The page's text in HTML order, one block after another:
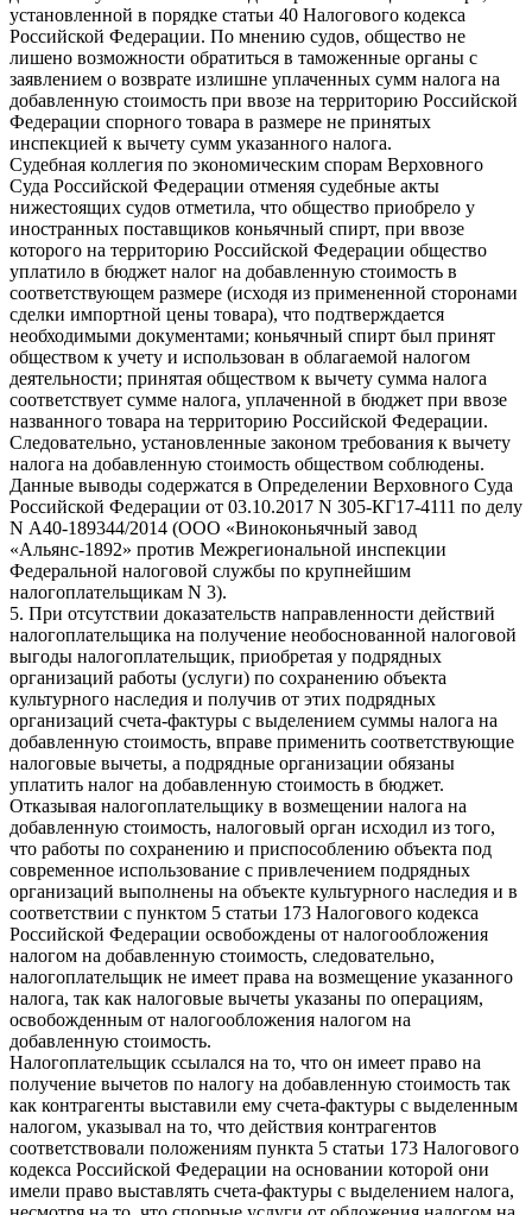
установленной в порядке статьи 40 Налогового кодекса
Российской Федерации. По мнению судов, общество не
лишено возможности обратиться в таможенные органы с
заявлением о возврате излишне уплаченных сумм налога на
добавленную стоимость при ввозе на территорию Российской
Федерации спорного товара в размере не принятых
инспекцией к вычету сумм указанного налога.
Судебная коллегия по экономическим спорам Верховного
Суда Российской Федерации отменяя судебные акты
нижестоящих судов отметила, что общество приобрело у
иностранных поставщиков коньячный спирт, при ввозе
которого на территорию Российской Федерации общество
уплатило в бюджет налог на добавленную стоимость в
соответствующем размере (исходя из примененной сторонами
сделки импортной цены товара), что подтверждается
необходимыми документами; коньячный спирт был принят
обществом к учету и использован в облагаемой налогом
деятельности; принятая обществом к вычету сумма налога
соответствует сумме налога, уплаченной в бюджет при ввозе
названного товара на территорию Российской Федерации.
Следовательно, установленные законом требования к вычету
налога на добавленную стоимость обществом соблюдены.
Данные выводы содержатся в Определении Верховного Суда
Российской Федерации от 03.10.2017 N 305-КГ17-4111 по делу
N А40-189344/2014 (ООО «Виноконьячный завод
«Альянс-1892» против Межрегиональной инспекции
Федеральной налоговой службы по крупнейшим
налогоплательщикам N 3).
5. При отсутствии доказательств направленности действий
налогоплательщика на получение необоснованной налоговой
выгоды налогоплательщик, приобретая у подрядных
организаций работы (услуги) по сохранению объекта
культурного наследия и получив от этих подрядных
организаций счета-фактуры с выделением суммы налога на
добавленную стоимость, вправе применить соответствующие
налоговые вычеты, а подрядные организации обязаны
уплатить налог на добавленную стоимость в бюджет.
Отказывая налогоплательщику в возмещении налога на
добавленную стоимость, налоговый орган исходил из того,
что работы по сохранению и приспособлению объекта под
современное использование с привлечением подрядных
организаций выполнены на объекте культурного наследия и в
соответствии с пунктом 5 статьи 173 Налогового кодекса
Российской Федерации освобождены от налогообложения
налогом на добавленную стоимость, следовательно,
налогоплательщик не имеет права на возмещение указанного
налога, так как налоговые вычеты указаны по операциям,
освобожденным от налогообложения налогом на
добавленную стоимость.
Налогоплательщик ссылался на то, что он имеет право на
получение вычетов по налогу на добавленную стоимость так
как контрагенты выставили ему счета-фактуры с выделенным
налогом, указывал на то, что действия контрагентов
соответствовали положениям пункта 5 статьи 173 Налогового
кодекса Российской Федерации на основании которой они
имели право выставлять счета-фактуры с выделением налога,